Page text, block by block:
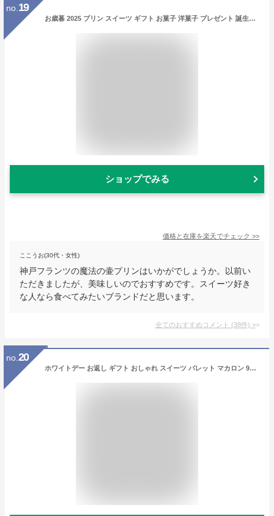
no. 19
お歳暮 2025 プリン スイーツ ギフト お菓子 洋菓子 プレゼント 誕生日 人気 おすすめ 可愛い 高級 神戸プリン 壷プリン 壺プリン 神戸スイーツ 神戸フランツ神戸魔法の壷プリン (R) 4個入スイーツギフト 贈り物 ぷりん
ショップでみる
価格と在庫を楽天でチェック >>
ここうお(30代・女性)
神戸フランツの魔法の壷プリンはいかがでしょうか。以前い
ただきましたが、美味しいのでおすすめです。スイーツ好き
な人なら食べてみたいブランドだと思います。
全てのおすすめコメント (38件) >
no. 20
ホワイトデー お返し ギフト おしゃれ スイーツ パレット マカロン 9個 本命人気 プチギフト お祝い 内祝 お礼 出産祝かわいい プリント柄 チョココーディング お菓子 会社 上司 高級 おもしろ お取り寄せ 洋菓子 デザート 詰め合わせ 誕生日 プレゼント